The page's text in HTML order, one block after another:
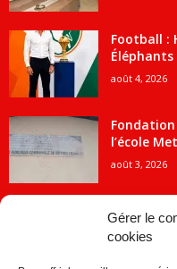
Gérer le
cookies
Football :
Éléphants
août 4, 2026
l’école
août 3, 2026